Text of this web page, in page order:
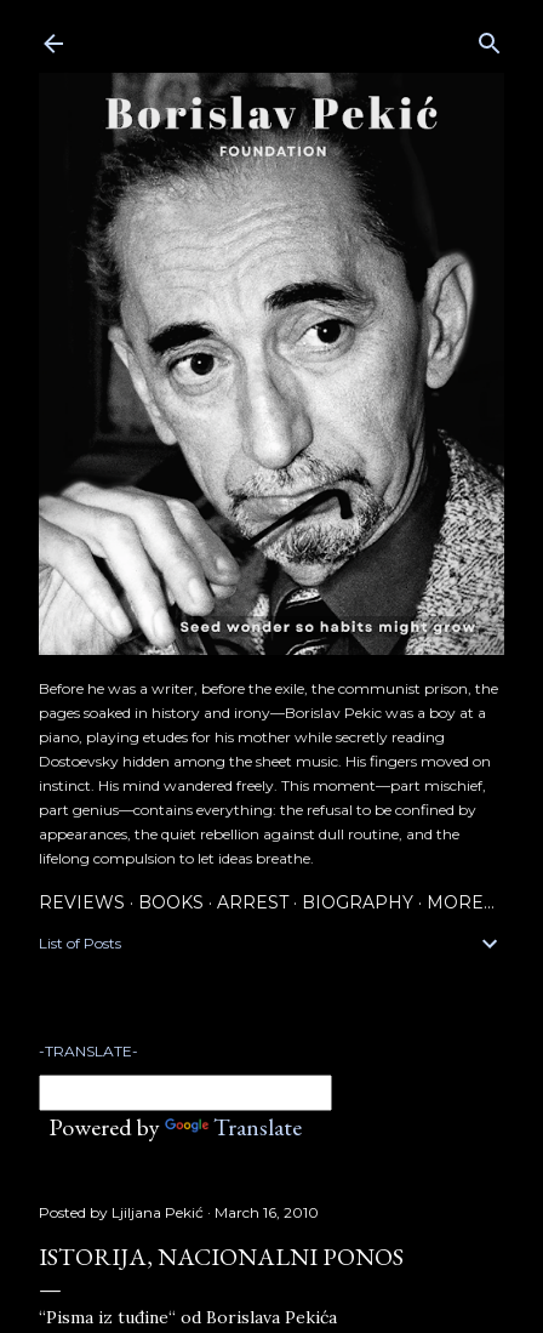
Before he was a writer, before the exile, the communist prison, the
pages soaked in history and irony—Borislav Pekic was a boy at a
piano, playing etudes for his mother while secretly reading
Dostoevsky hidden among the sheet music. His fingers moved on
instinct. His mind wandered freely. This moment—part mischief,
part genius—contains everything: the refusal to be confined by
appearances, the quiet rebellion against dull routine, and the
lifelong compulsion to let ideas breathe.
REVIEWS BOOKS ARREST BIOGRAPHY MORE…
List of Posts
-TRANSLATE-
Powered by Translate
Posted by Ljiljana Pekić March 16, 2010
ISTORIJA, NACIONALNI PONOS
“Pisma iz tuđine“ od Borislava Pekića